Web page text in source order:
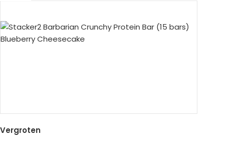
Vergroten